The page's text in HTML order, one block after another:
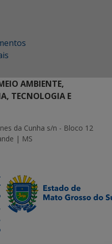
AMBIENTE,
TECNOLOGIA E
da Cunha s/n - Bloco 12
| MS